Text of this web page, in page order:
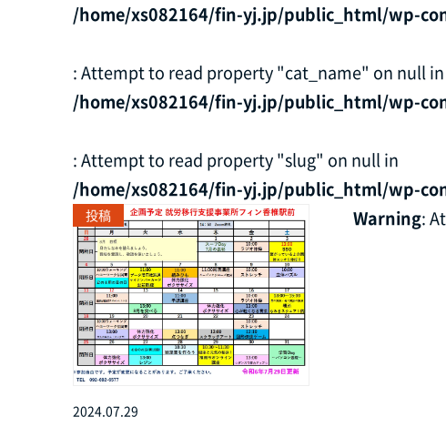
/home/xs082164/fin-yj.jp/public_html/wp-
: Attempt to read property "cat_name" on null in
/home/xs082164/fin-yj.jp/public_html/wp-
: Attempt to read property "slug" on null in
/home/xs082164/fin-yj.jp/public_html/wp-
投稿
2024.07.29
Warning: